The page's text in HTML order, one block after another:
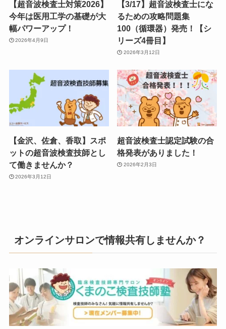
【超音波検査士対策2026】
今年は医用工学の基礎が大
幅パワーアップ！
2026年4月9日
【3/17】超音波検査士にな
るための攻略問題集
100（循環器）発売！【シ
リーズ4冊目】
2026年3月12日
【金沢、佐倉、香取】スポ
ットの超音波検査技師とし
て働きませんか？
2026年3月12日
超音波検査士認定試験の合
格発表がありました！
2026年2月3日
オンラインサロンで情報共有しませんか？